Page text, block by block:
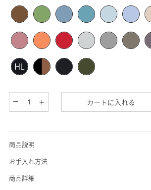
カートに入れる
商品説明
お手入れ方法
商品詳細